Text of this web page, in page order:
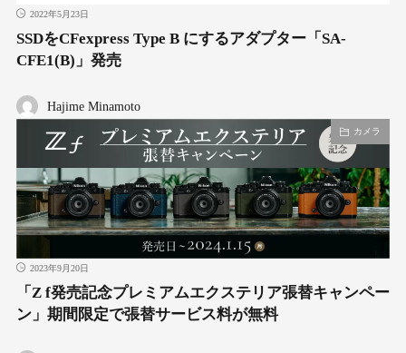
2022年5月23日
SSDをCFexpress Type B にするアダプター「SA-
CFE1(B)」発売
Hajime Minamoto
カメラ
2023年9月20日
「Z f発売記念プレミアムエクステリア張替キャンペー
ン」期間限定で張替サービス料が無料